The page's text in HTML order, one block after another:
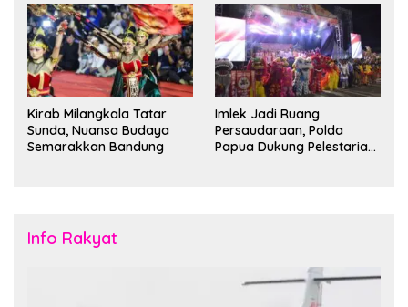
Duta Besar
Kirab Milangkala Tatar
Sunda, Nuansa Budaya
Semarakkan Bandung
Imlek Jadi Ruang
Persaudaraan, Polda
Papua Dukung Pelestarian
Info Rakyat